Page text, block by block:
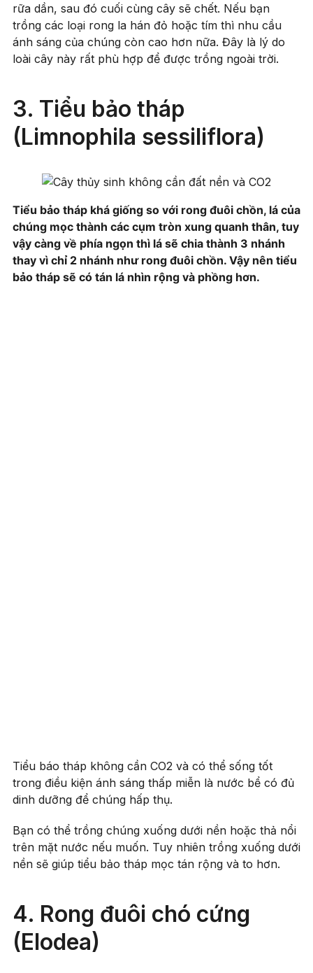
rữa dần, sau đó cuối cùng cây sẽ chết. Nếu bạn
trồng các loại rong la hán đỏ hoặc tím thì nhu cầu
ánh sáng của chúng còn cao hơn nữa. Đây là lý do
loài cây này rất phù hợp để được trồng ngoài trời.
3. Tiểu bảo tháp
(Limnophila sessiliflora)
Tiểu bảo tháp khá giống so với rong đuôi chồn, lá của
chúng mọc thành các cụm tròn xung quanh thân, tuy
vậy càng về phía ngọn thì lá sẽ chia thành 3 nhánh
thay vì chỉ 2 nhánh như rong đuôi chồn. Vậy nên tiểu
bảo tháp sẽ có tán lá nhìn rộng và phồng hơn.
Tiểu báo tháp không cần CO2 và có thể sống tốt
trong điều kiện ánh sáng thấp miễn là nước bể có đủ
dinh dưỡng để chúng hấp thụ.
Bạn có thể trồng chúng xuống dưới nền hoặc thả nổi
trên mặt nước nếu muốn. Tuy nhiên trồng xuống dưới
nền sẽ giúp tiểu bảo tháp mọc tán rộng và to hơn.
4. Rong đuôi chó cứng
(Elodea)